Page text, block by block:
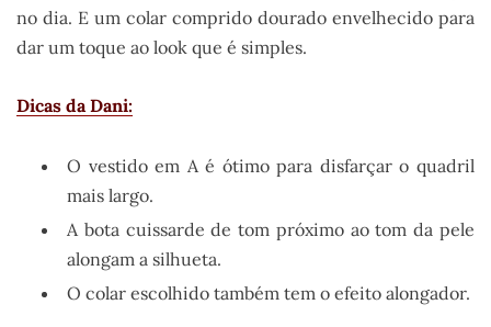
no dia. E um colar comprido dourado envelhecido para
dar um toque ao look que é simples.
Dicas da Dani:
O vestido em A é ótimo para disfarçar o quadril
mais largo.
A bota cuissarde de tom próximo ao tom da pele
alongam a silhueta.
O colar escolhido também tem o efeito alongador.